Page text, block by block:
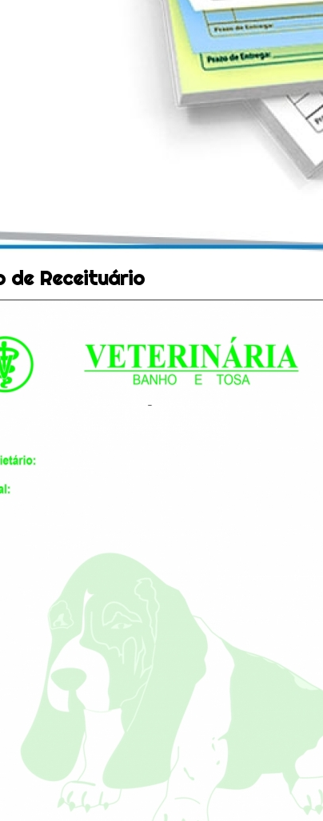
de Receituário